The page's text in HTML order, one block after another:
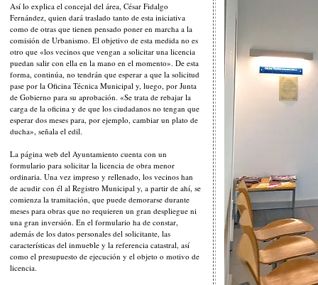
Así lo explica el concejal del área, César Fidalgo
Fernández, quien dará traslado tanto de esta iniciativa
como de otras que tienen pensado poner en marcha a la
comisión de Urbanismo. El objetivo de esta medida no es
otro que «los vecinos que vengan a solicitar una licencia
puedan salir con ella en la mano en el momento». De esta
forma, continúa, no tendrán que esperar a que la solicitud
pase por la Oficina Técnica Municipal y, luego, por Junta
de Gobierno para su aprobación. «Se trata de rebajar la
carga de la oficina y de que los ciudadanos no tengan que
esperar dos meses para, por ejemplo, cambiar un plato de
ducha», señala el edil.
La página web del Ayuntamiento cuenta con un
formulario para solicitar la licencia de obra menor
ordinaria. Una vez impreso y rellenado, los vecinos han
de acudir con él al Registro Municipal y, a partir de ahí, se
comienza la tramitación, que puede demorarse durante
meses para obras que no requieren un gran despliegue ni
una gran inversión. En el formulario ha de constar,
además de los datos personales del solicitante, las
características del inmueble y la referencia catastral, así
como el presupuesto de ejecución y el objeto o motivo de
licencia.